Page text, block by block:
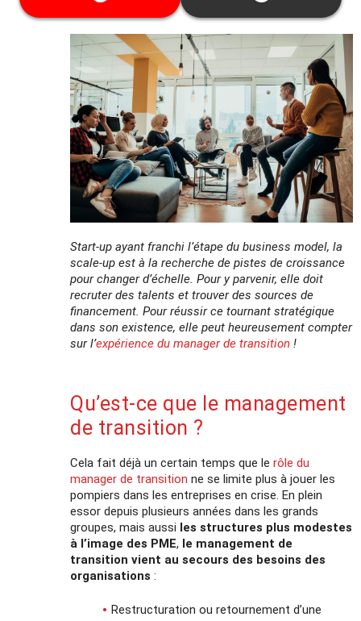
Start-up ayant franchi l’étape du business model, la
scale-up est à la recherche de pistes de croissance
pour changer d’échelle. Pour y parvenir, elle doit
recruter des talents et trouver des sources de
financement. Pour réussir ce tournant stratégique
dans son existence, elle peut heureusement compter
sur l’expérience du manager de transition !
Qu’est-ce que le management
de transition ?
Cela fait déjà un certain temps que lerôle du
manager de transition ne se limite plus à jouer les
pompiers dans les entreprises en crise. En plein
essor depuis plusieurs années dans les grands
groupes, mais aussi les structures plus modestes
à l’image des PME, le management de
transition vient au secours des besoins des
organisations :
Restructuration ou retournement d’une
garanties.
Cette date ne vous convient pas ? Découvrez
toutes les dates disponiblesici